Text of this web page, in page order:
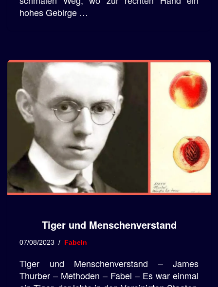
hohes Gebirge …
Tiger und Menschenverstand
07/08/2023 Fabeln
Tiger und Menschenverstand – James
Thurber – Methoden – Fabel – Es war einmal